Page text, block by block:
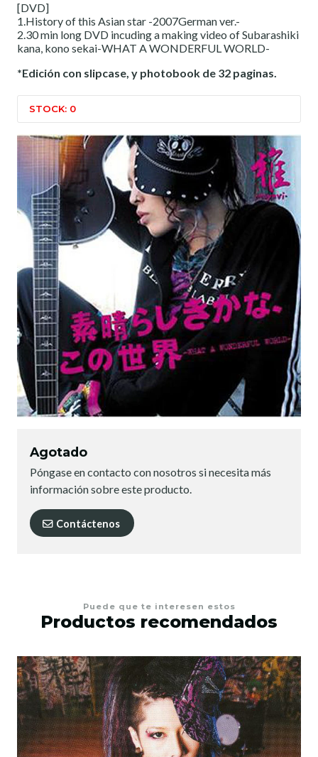
[DVD]
1.History of this Asian star -2007German ver.-
2.30 min long DVD incuding a making video of Subarashiki
kana, kono sekai-WHAT A WONDERFUL WORLD-
*Edición con slipcase, y photobook de 32 paginas.
STOCK: 0
Agotado
Póngase en contacto con nosotros si necesita más
información sobre este producto.
Contáctenos
Puede que te interesen estos
Productos recomendados